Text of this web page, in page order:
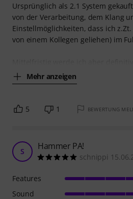
Ursprünglich als 2.1 System
von der Verarbeitung, dem Klang
Einstellmöglichkeiten, dass ich
von einem Kollegen geliehen) im
Mehr anzeigen
5 1 BEWERTUNG
S Hammer PA!
schnippi
Features
Sound